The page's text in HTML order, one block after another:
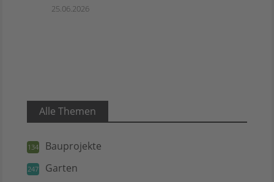
25.06.2026
Alle Themen
134 Bauprojekte
247 Garten